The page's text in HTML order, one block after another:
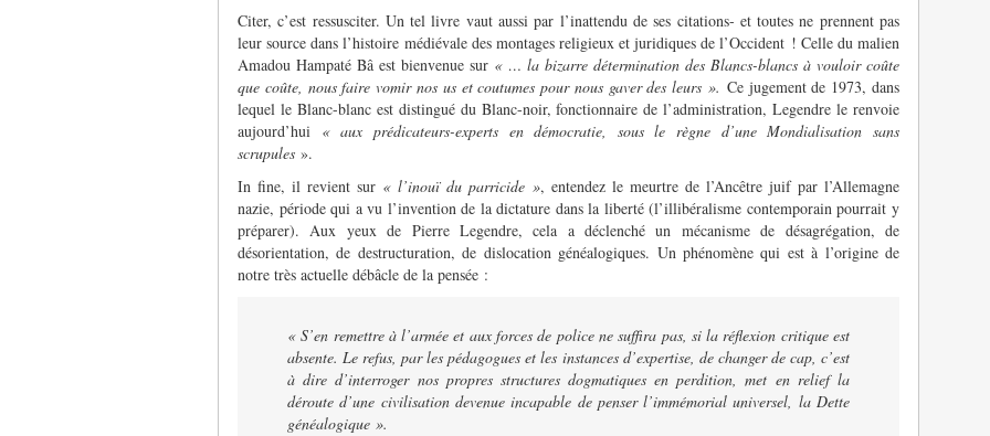
Citer, c’est ressusciter. Un tel livre vaut aussi par l’inattendu de ses citations- et toutes ne prennent pas
leur source dans l’histoire médiévale des montages religieux et juridiques de l’Occident ! Celle du malien
Amadou Hampaté Bâ est bienvenue sur « … la bizarre détermination des Blancs-blancs à vouloir coûte
que coûte, nous faire vomir nos us et coutumes pour nous gaver des leurs ». Ce jugement de 1973, dans
lequel le Blanc-blanc est distingué du Blanc-noir, fonctionnaire de l’administration, Legendre le renvoie
aujourd’hui « aux prédicateurs-experts en démocratie, sous le règne d’une Mondialisation sans
scrupules ».
In fine, il revient sur « l’inouï du parricide », entendez le meurtre de l’Ancêtre juif par l’Allemagne
nazie, période qui a vu l’invention de la dictature dans la liberté (l’illibéralisme contemporain pourrait y
préparer). Aux yeux de Pierre Legendre, cela a déclenché un mécanisme de désagrégation, de
désorientation, de destructuration, de dislocation généalogiques. Un phénomène qui est à l’origine de
notre très actuelle débâcle de la pensée :
« S’en remettre à l’armée et aux forces de police ne suffira pas, si la réflexion critique est
absente. Le refus, par les pédagogues et les instances d’expertise, de changer de cap, c’est
à dire d’interroger nos propres structures dogmatiques en perdition, met en relief la
déroute d’une civilisation devenue incapable de penser l’immémorial universel, la Dette
généalogique ».